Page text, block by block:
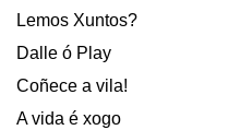
Lemos Xuntos?
Dalle ó Play
Coñece a vila!
A vida é xogo